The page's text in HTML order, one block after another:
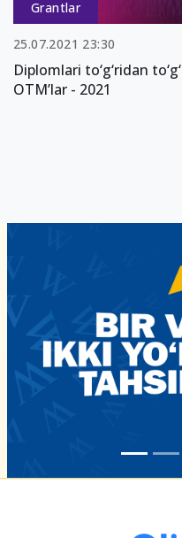
Grantlar
25.07.2021 23:30
Diplomlari to‘g‘ridan
OTM’lar - 2021